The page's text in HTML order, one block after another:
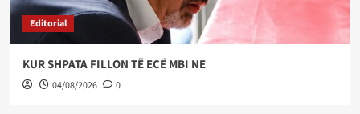
Editorial
KUR SHPATA FILLON TË ECË MBI NE
04/08/2026 0